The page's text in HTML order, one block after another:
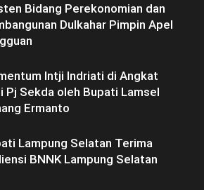
Bidang Perekonomian dan
Dulkahar Pimpin Apel
Intji Indriati di Angkat
Pj Sekda oleh Bupati Lamsel
Ermanto
Lampung Selatan Terima
BNNK Lampung Selatan